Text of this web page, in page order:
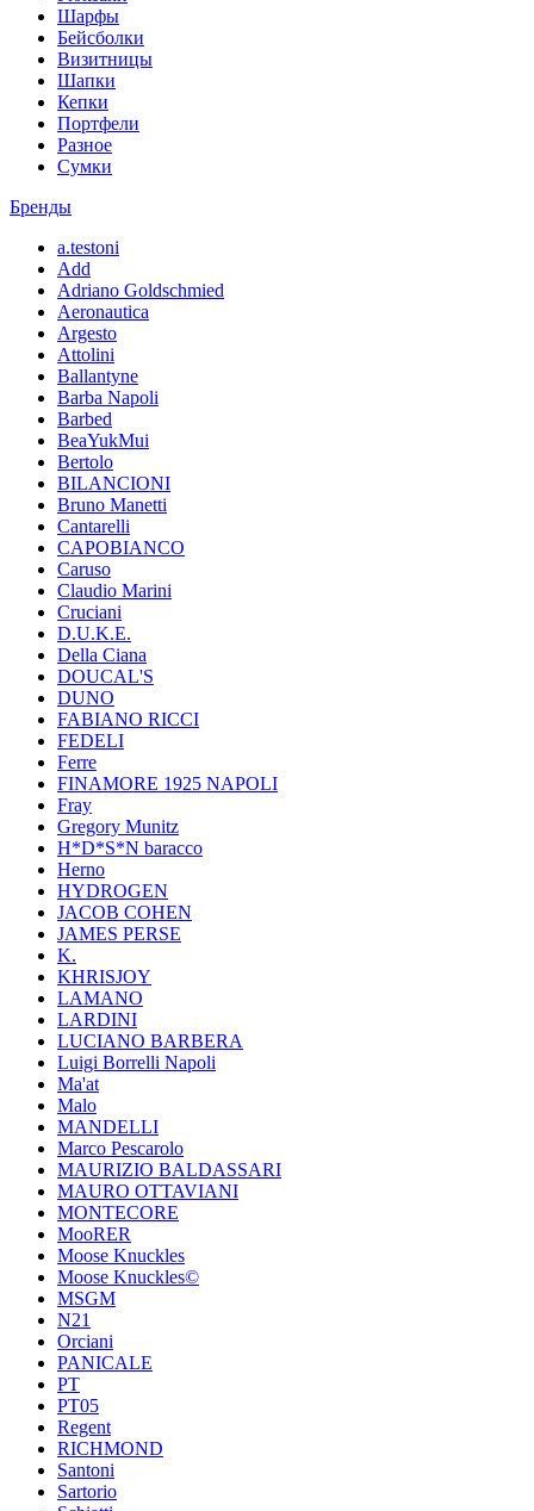
Шарфы
Бейсболки
Визитницы
Шапки
Кепки
Портфели
Разное
Сумки
Бренды
a.testoni
Add
Adriano Goldschmied
Aeronautica
Argesto
Attolini
Ballantyne
Barba Napoli
Barbed
BeaYukMui
Bertolo
BILANCIONI
Bruno Manetti
Cantarelli
CAPOBIANCO
Caruso
Claudio Marini
Cruciani
D.U.K.E.
Della Ciana
DOUCAL'S
DUNO
FABIANO RICCI
FEDELI
Ferre
FINAMORE 1925 NAPOLI
Fray
Gregory Munitz
H*D*S*N baracco
Herno
HYDROGEN
JACOB COHEN
JAMES PERSE
K.
KHRISJOY
LAMANO
LARDINI
LUCIANO BARBERA
Luigi Borrelli Napoli
Ma'at
Malo
MANDELLI
Marco Pescarolo
MAURIZIO BALDASSARI
MAURO OTTAVIANI
MONTECORE
MooRER
Moose Knuckles
Moose Knuckles©️
MSGM
N21
Orciani
PANICALE
PT
PT05
Regent
RICHMOND
Santoni
Sartorio